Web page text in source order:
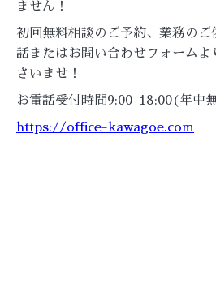
ません！
初回無料相談のご予約、業務の
話またはお問い合わせフォームよ
さいませ！
お電話受付時間9:00-18:00(年中
https://office-kawagoe.com